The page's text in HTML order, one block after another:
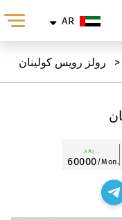
< رولز رويس كولينان
بعد
60000/Mon.